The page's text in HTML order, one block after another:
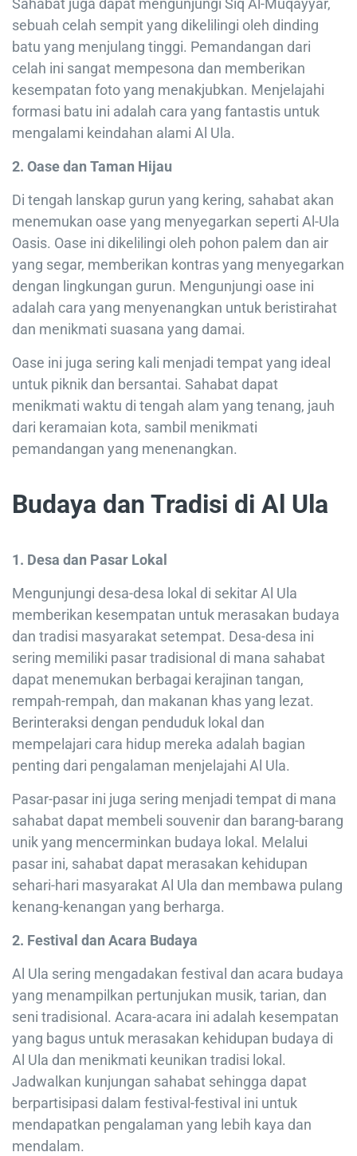
Sahabat juga dapat mengunjungi Siq Al-Muqayyar,
sebuah celah sempit yang dikelilingi oleh dinding
batu yang menjulang tinggi. Pemandangan dari
celah ini sangat mempesona dan memberikan
kesempatan foto yang menakjubkan. Menjelajahi
formasi batu ini adalah cara yang fantastis untuk
mengalami keindahan alami Al Ula.
2. Oase dan Taman Hijau
Di tengah lanskap gurun yang kering, sahabat akan
menemukan oase yang menyegarkan seperti Al-Ula
Oasis. Oase ini dikelilingi oleh pohon palem dan air
yang segar, memberikan kontras yang menyegarkan
dengan lingkungan gurun. Mengunjungi oase ini
adalah cara yang menyenangkan untuk beristirahat
dan menikmati suasana yang damai.
Oase ini juga sering kali menjadi tempat yang ideal
untuk piknik dan bersantai. Sahabat dapat
menikmati waktu di tengah alam yang tenang, jauh
dari keramaian kota, sambil menikmati
pemandangan yang menenangkan.
Budaya dan Tradisi di Al Ula
1. Desa dan Pasar Lokal
Mengunjungi desa-desa lokal di sekitar Al Ula
memberikan kesempatan untuk merasakan budaya
dan tradisi masyarakat setempat. Desa-desa ini
sering memiliki pasar tradisional di mana sahabat
dapat menemukan berbagai kerajinan tangan,
rempah-rempah, dan makanan khas yang lezat.
Berinteraksi dengan penduduk lokal dan
mempelajari cara hidup mereka adalah bagian
penting dari pengalaman menjelajahi Al Ula.
Pasar-pasar ini juga sering menjadi tempat di mana
sahabat dapat membeli souvenir dan barang-barang
unik yang mencerminkan budaya lokal. Melalui
pasar ini, sahabat dapat merasakan kehidupan
sehari-hari masyarakat Al Ula dan membawa pulang
kenang-kenangan yang berharga.
2. Festival dan Acara Budaya
Al Ula sering mengadakan festival dan acara budaya
yang menampilkan pertunjukan musik, tarian, dan
seni tradisional. Acara-acara ini adalah kesempatan
yang bagus untuk merasakan kehidupan budaya di
Al Ula dan menikmati keunikan tradisi lokal.
Jadwalkan kunjungan sahabat sehingga dapat
berpartisipasi dalam festival-festival ini untuk
mendapatkan pengalaman yang lebih kaya dan
mendalam.